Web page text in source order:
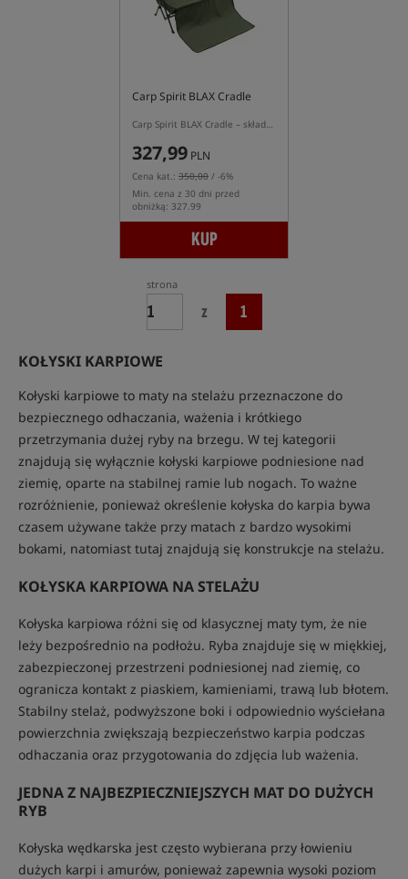
Carp Spirit BLAX Cradle
Carp Spirit BLAX Cradle – składana mata karpiowa z wysokimi bokami
327,99 PLN
Cena kat.: 350,00 / -6%
Min. cena z 30 dni przed
obniżką: 327.99
KUP
strona
z 1
KOŁYSKI KARPIOWE
Kołyski karpiowe to maty na stelażu przeznaczone do
bezpiecznego odhaczania, ważenia i krótkiego
przetrzymania dużej ryby na brzegu. W tej kategorii
znajdują się wyłącznie kołyski karpiowe podniesione nad
ziemię, oparte na stabilnej ramie lub nogach. To ważne
rozróżnienie, ponieważ określenie kołyska do karpia bywa
czasem używane także przy matach z bardzo wysokimi
bokami, natomiast tutaj znajdują się konstrukcje na stelażu.
KOŁYSKA KARPIOWA NA STELAŻU
Kołyska karpiowa różni się od klasycznej maty tym, że nie
leży bezpośrednio na podłożu. Ryba znajduje się w miękkiej,
zabezpieczonej przestrzeni podniesionej nad ziemię, co
ogranicza kontakt z piaskiem, kamieniami, trawą lub błotem.
Stabilny stelaż, podwyższone boki i odpowiednio wyściełana
powierzchnia zwiększają bezpieczeństwo karpia podczas
odhaczania oraz przygotowania do zdjęcia lub ważenia.
JEDNA Z NAJBEZPIECZNIEJSZYCH MAT DO DUŻYCH
RYB
Kołyska wędkarska jest często wybierana przy łowieniu
dużych karpi i amurów, ponieważ zapewnia wysoki poziom